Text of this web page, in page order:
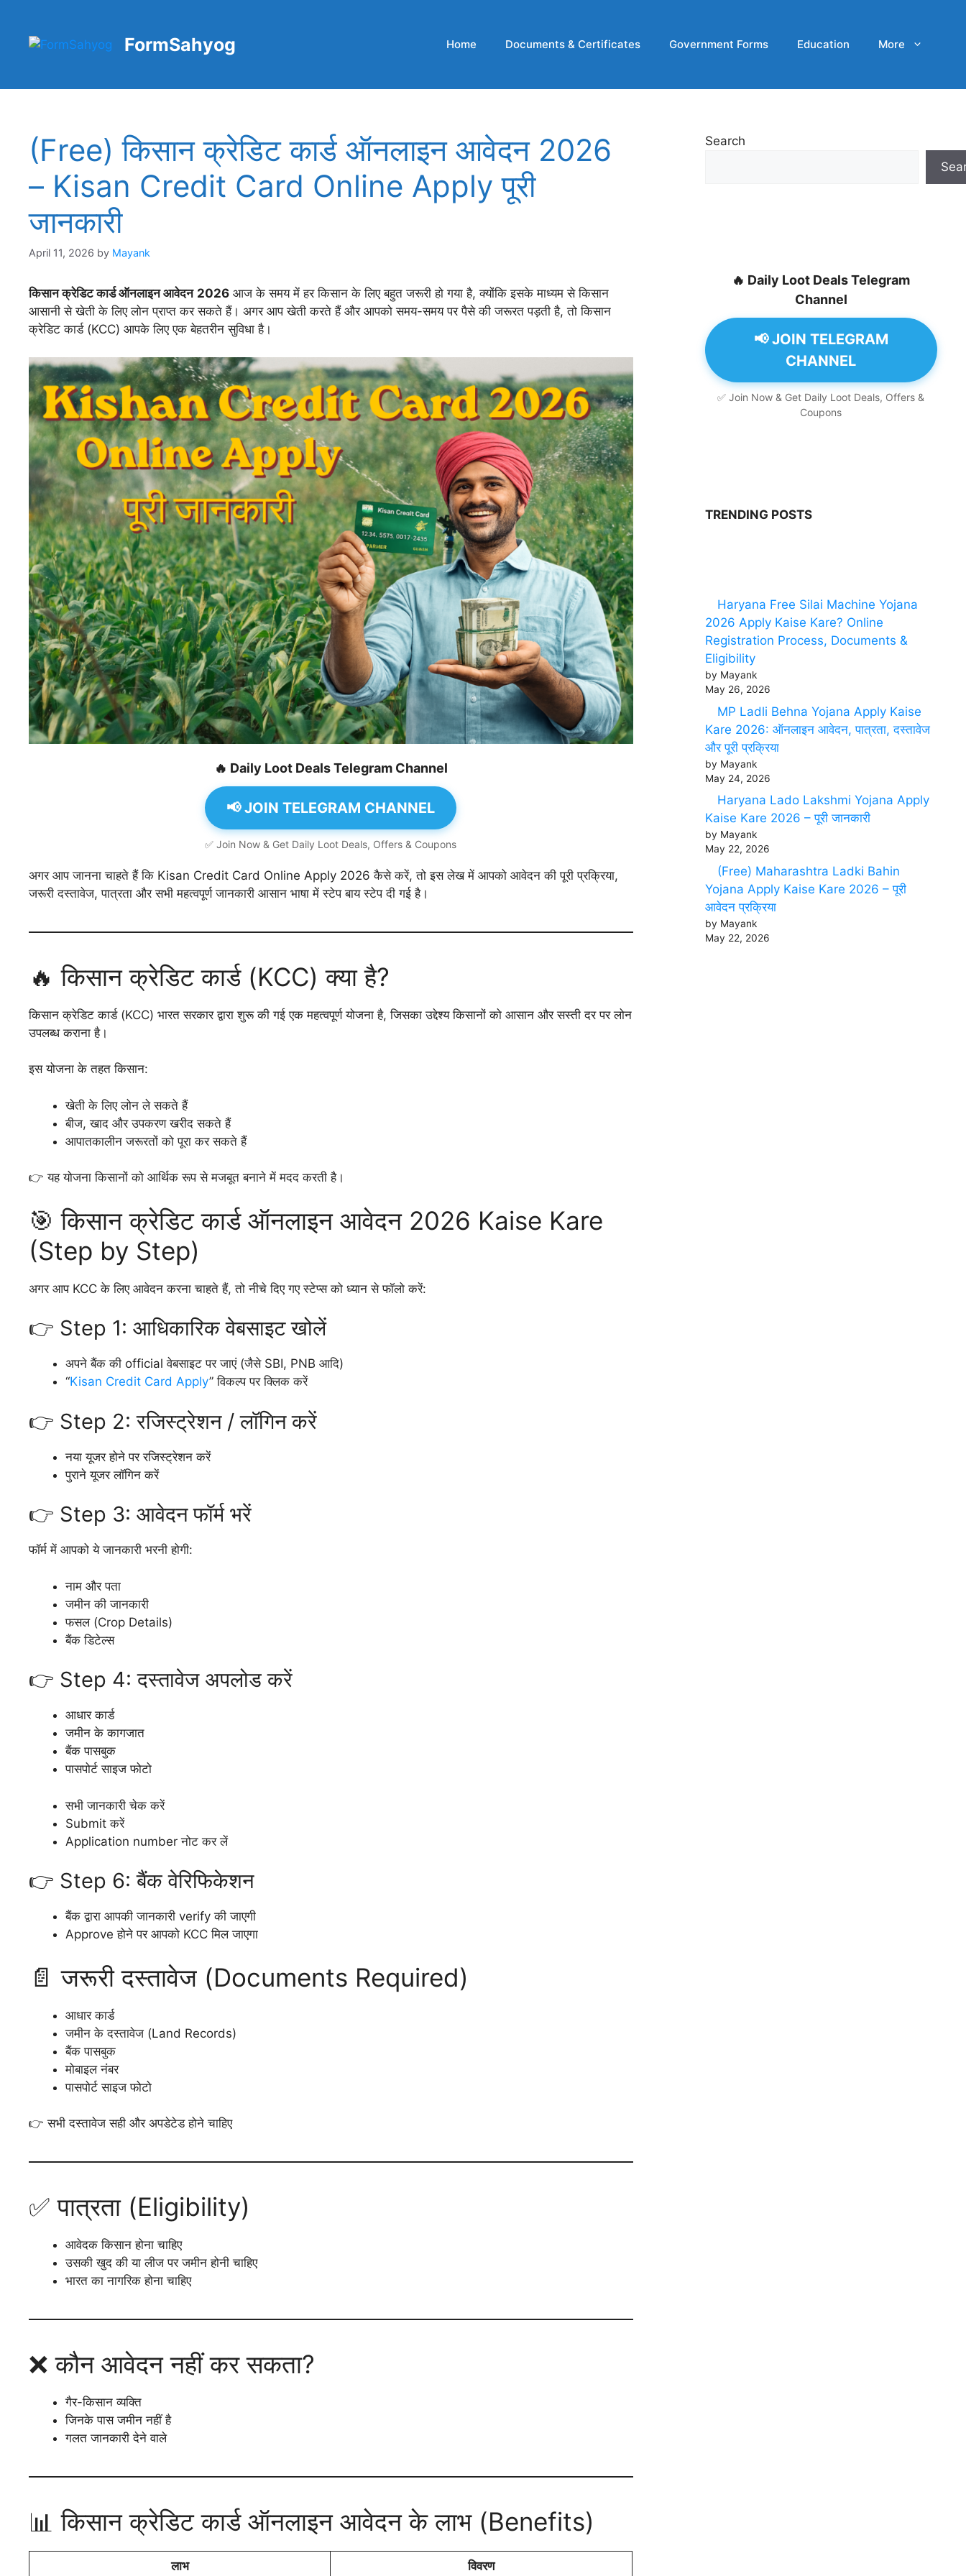
content
FormSahyog Home Documents & Certificates Government Forms Education More
(Free) किसान क्रेडिट कार्ड ऑनलाइन आवेदन 2026
– Kisan Credit Card Online Apply पूरी
जानकारी
April 11, 2026 by Mayank
किसान क्रेडिट कार्ड ऑनलाइन आवेदन 2026 आज के समय में हर किसान के लिए बहुत जरूरी हो गया है, क्योंकि इसके माध्यम से किसान
आसानी से खेती के लिए लोन प्राप्त कर सकते हैं। अगर आप खेती करते हैं और आपको समय-समय पर पैसे की जरूरत पड़ती है, तो किसान
क्रेडिट कार्ड (KCC) आपके लिए एक बेहतरीन सुविधा है।
🔥 Daily Loot Deals Telegram Channel
📢 JOIN TELEGRAM CHANNEL
✅ Join Now & Get Daily Loot Deals, Offers & Coupons
अगर आप जानना चाहते हैं कि Kisan Credit Card Online Apply 2026 कैसे करें, तो इस लेख में आपको आवेदन की पूरी प्रक्रिया,
जरूरी दस्तावेज, पात्रता और सभी महत्वपूर्ण जानकारी आसान भाषा में स्टेप बाय स्टेप दी गई है।
🔥 किसान क्रेडिट कार्ड (KCC) क्या है?
किसान क्रेडिट कार्ड (KCC) भारत सरकार द्वारा शुरू की गई एक महत्वपूर्ण योजना है, जिसका उद्देश्य किसानों को आसान और सस्ती दर पर लोन
उपलब्ध कराना है।
इस योजना के तहत किसान:
खेती के लिए लोन ले सकते हैं
बीज, खाद और उपकरण खरीद सकते हैं
आपातकालीन जरूरतों को पूरा कर सकते हैं
👉 यह योजना किसानों को आर्थिक रूप से मजबूत बनाने में मदद करती है।
🎯 किसान क्रेडिट कार्ड ऑनलाइन आवेदन 2026 Kaise Kare
(Step by Step)
अगर आप KCC के लिए आवेदन करना चाहते हैं, तो नीचे दिए गए स्टेप्स को ध्यान से फॉलो करें:
👉 Step 1: आधिकारिक वेबसाइट खोलें
अपने बैंक की official वेबसाइट पर जाएं (जैसे SBI, PNB आदि)
“Kisan Credit Card Apply” विकल्प पर क्लिक करें
👉 Step 2: रजिस्ट्रेशन / लॉगिन करें
नया यूजर होने पर रजिस्ट्रेशन करें
पुराने यूजर लॉगिन करें
👉 Step 3: आवेदन फॉर्म भरें
फॉर्म में आपको ये जानकारी भरनी होगी:
नाम और पता
जमीन की जानकारी
फसल (Crop Details)
बैंक डिटेल्स
👉 Step 4: दस्तावेज अपलोड करें
आधार कार्ड
जमीन के कागजात
बैंक पासबुक
पासपोर्ट साइज फोटो
सभी जानकारी चेक करें
Submit करें
Application number नोट कर लें
👉 Step 6: बैंक वेरिफिकेशन
बैंक द्वारा आपकी जानकारी verify की जाएगी
Approve होने पर आपको KCC मिल जाएगा
📄 जरूरी दस्तावेज (Documents Required)
आधार कार्ड
जमीन के दस्तावेज (Land Records)
बैंक पासबुक
मोबाइल नंबर
पासपोर्ट साइज फोटो
👉 सभी दस्तावेज सही और अपडेटेड होने चाहिए
✅ पात्रता (Eligibility)
आवेदक किसान होना चाहिए
उसकी खुद की या लीज पर जमीन होनी चाहिए
भारत का नागरिक होना चाहिए
❌ कौन आवेदन नहीं कर सकता?
गैर-किसान व्यक्ति
जिनके पास जमीन नहीं है
गलत जानकारी देने वाले
📊 किसान क्रेडिट कार्ड ऑनलाइन आवेदन के लाभ (Benefits)
लाभ विवरण
Search
🔥 Daily Loot Deals Telegram
Channel
📢 JOIN TELEGRAM
CHANNEL
✅ Join Now & Get Daily Loot Deals, Offers &
Coupons
TRENDING POSTS
Haryana Free Silai Machine Yojana
2026 Apply Kaise Kare? Online
Registration Process, Documents &
Eligibility
by Mayank
May 26, 2026
MP Ladli Behna Yojana Apply Kaise
Kare 2026: ऑनलाइन आवेदन, पात्रता, दस्तावेज
और पूरी प्रक्रिया
by Mayank
May 24, 2026
Haryana Lado Lakshmi Yojana Apply
Kaise Kare 2026 – पूरी जानकारी
by Mayank
May 22, 2026
(Free) Maharashtra Ladki Bahin
Yojana Apply Kaise Kare 2026 – पूरी
आवेदन प्रक्रिया
by Mayank
May 22, 2026